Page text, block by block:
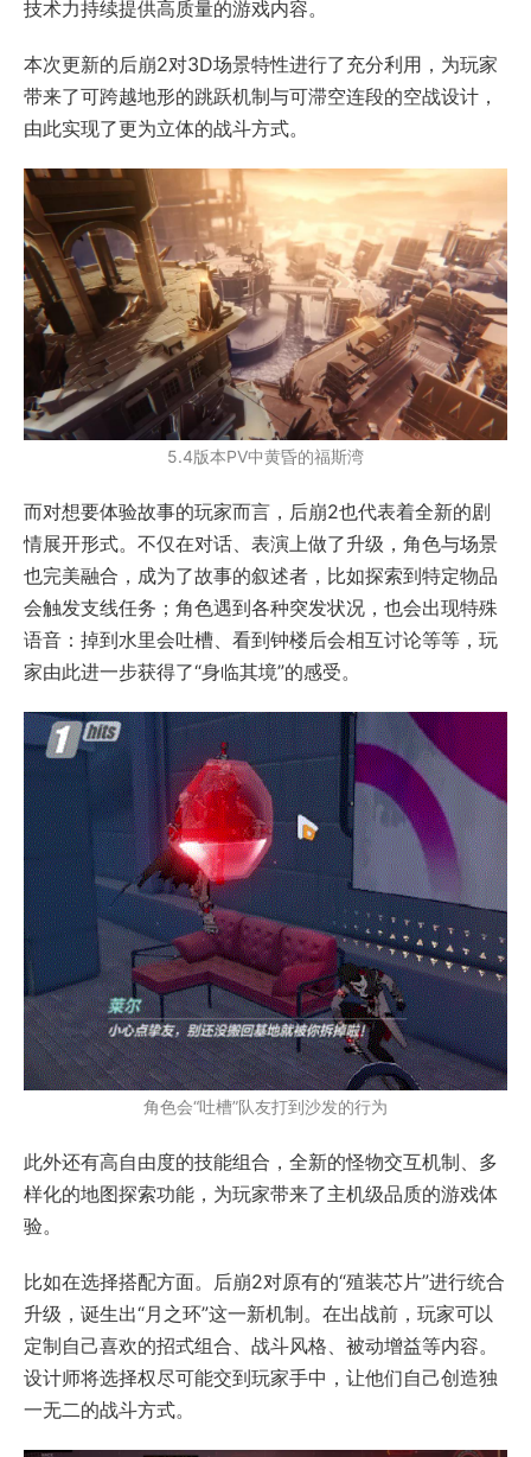
技术力持续提供高质量的游戏内容。
本次更新的后崩2对3D场景特性进行了充分利用，为玩家
带来了可跨越地形的跳跃机制与可滞空连段的空战设计，
由此实现了更为立体的战斗方式。
5.4版本PV中黄昏的福斯湾
而对想要体验故事的玩家而言，后崩2也代表着全新的剧
情展开形式。不仅在对话、表演上做了升级，角色与场景
也完美融合，成为了故事的叙述者，比如探索到特定物品
会触发支线任务；角色遇到各种突发状况，也会出现特殊
语音：掉到水里会吐槽、看到钟楼后会相互讨论等等，玩
家由此进一步获得了“身临其境”的感受。
角色会“吐槽”队友打到沙发的行为
此外还有高自由度的技能组合，全新的怪物交互机制、多
样化的地图探索功能，为玩家带来了主机级品质的游戏体
验。
比如在选择搭配方面。后崩2对原有的“殖装芯片”进行统合
升级，诞生出“月之环”这一新机制。在出战前，玩家可以
定制自己喜欢的招式组合、战斗风格、被动增益等内容。
设计师将选择权尽可能交到玩家手中，让他们自己创造独
一无二的战斗方式。